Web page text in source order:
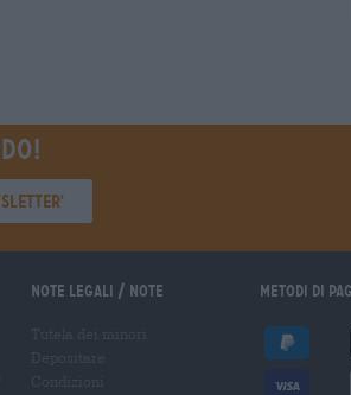
Note legali / Note Metodi di